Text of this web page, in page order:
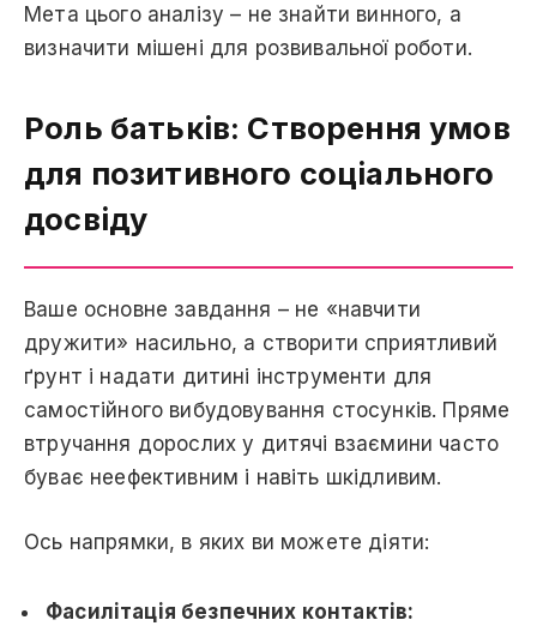
Мета цього аналізу – не знайти винного, а
визначити мішені для розвивальної роботи.
Роль батьків: Створення умов
для позитивного соціального
досвіду
Ваше основне завдання – не «навчити
дружити» насильно, а створити сприятливий
ґрунт і надати дитині інструменти для
самостійного вибудовування стосунків. Пряме
втручання дорослих у дитячі взаємини часто
буває неефективним і навіть шкідливим.
Ось напрямки, в яких ви можете діяти:
Фасилітація безпечних контактів: